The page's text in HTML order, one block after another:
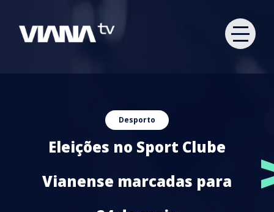
Desporto
Eleições no Sport Clube
Vianense marcadas para